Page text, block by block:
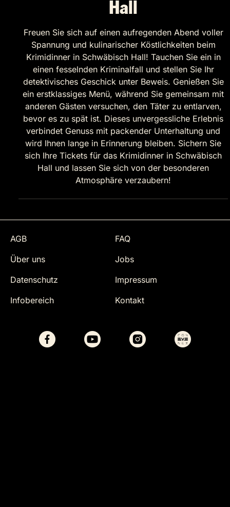
Hall
Freuen Sie sich auf einen aufregenden Abend voller
Spannung und kulinarischer Köstlichkeiten beim
Krimidinner in Schwäbisch Hall! Tauchen Sie ein in
einen fesselnden Kriminalfall und stellen Sie Ihr
detektivisches Geschick unter Beweis. Genießen Sie
ein erstklassiges Menü, während Sie gemeinsam mit
anderen Gästen versuchen, den Täter zu entlarven,
bevor es zu spät ist. Dieses unvergessliche Erlebnis
verbindet Genuss mit packender Unterhaltung und
wird Ihnen lange in Erinnerung bleiben. Sichern Sie
sich Ihre Tickets für das Krimidinner in Schwäbisch
Hall und lassen Sie sich von der besonderen
Atmosphäre verzaubern!
AGB
FAQ
Über uns
Jobs
Datenschutz
Impressum
Infobereich
Kontakt